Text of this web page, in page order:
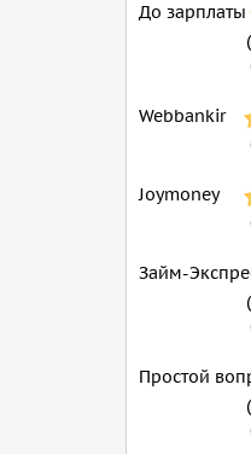
До зарплаты
Webbankir
Joymoney
Займ-
Простой